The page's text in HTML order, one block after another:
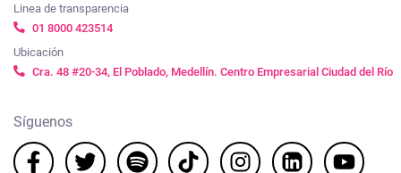
Linea de transparencia
01 8000 423514
Ubicación
Cra. 48 #20-34, El Poblado, Medellín. Centro Empresarial Ciudad del Río
Síguenos